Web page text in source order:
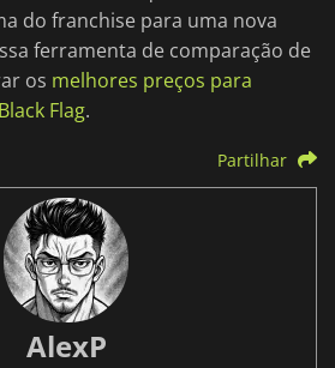
do franchise para uma nova
ferramenta de comparação de
os melhores preços para
Flag.
Partilhar
AlexP